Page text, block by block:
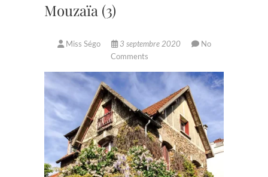
Mouzaïa (3)
Miss Ségo 3 septembre 2020
No
Comments